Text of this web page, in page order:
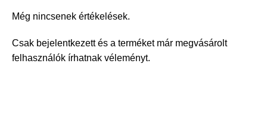
Még nincsenek értékelések.
Csak bejelentkezett és a terméket már megvásárolt
felhasználók írhatnak véleményt.